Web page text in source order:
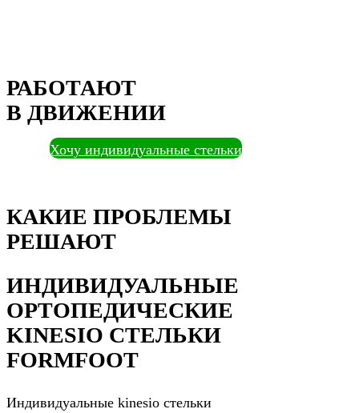
РАБОТАЮТ
В ДВИЖЕНИИ
Хочу индивидуальные стельки
КАКИЕ ПРОБЛЕМЫ
РЕШАЮТ
ИНДИВИДУАЛЬНЫЕ
ОРТОПЕДИЧЕСКИЕ
KINESIO СТЕЛЬКИ
FORMFOOT
Индивидуальные kinesio стельки